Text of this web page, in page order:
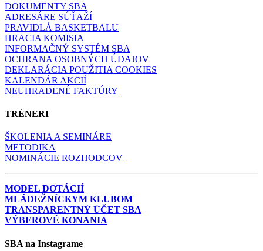
DOKUMENTY SBA
ADRESÁRE SÚŤAŽÍ
PRAVIDLÁ BASKETBALU
HRACIA KOMISIA
INFORMAČNÝ SYSTÉM SBA
OCHRANA OSOBNÝCH ÚDAJOV
DEKLARÁCIA POUŽITIA COOKIES
KALENDÁR AKCIÍ
NEUHRADENÉ FAKTÚRY
TRÉNERI
ŠKOLENIA A SEMINÁRE
METODIKA
NOMINÁCIE ROZHODCOV
MODEL DOTÁCIÍ
MLÁDEŽNÍCKYM KLUBOM
TRANSPARENTNÝ ÚČET SBA
VÝBEROVÉ KONANIA
SBA na Instagrame